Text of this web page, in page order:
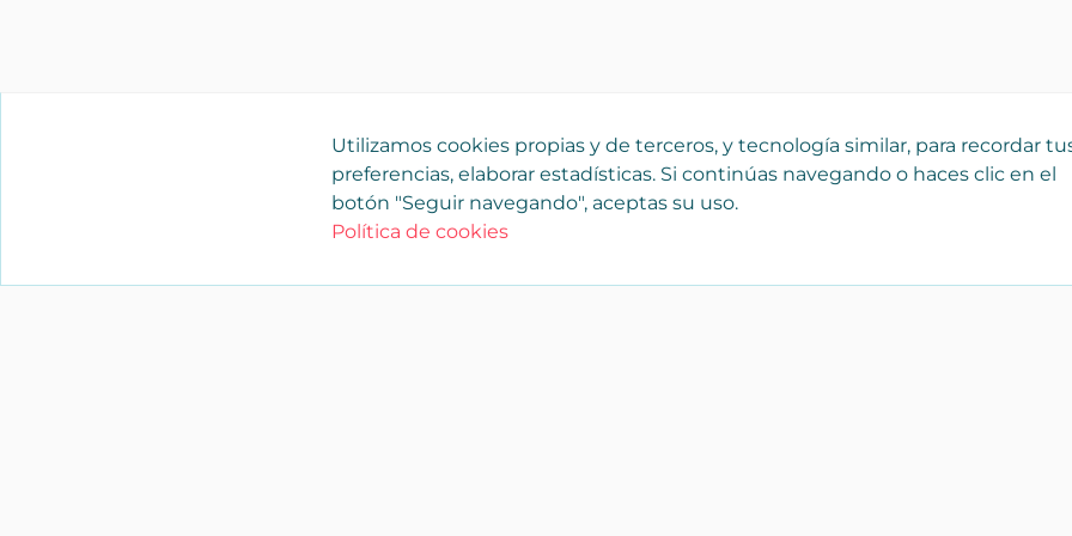
Utilizamos cookies propias y de terceros, y tecnología similar, para recordar
preferencias, elaborar estadísticas. Si continúas navegando o haces clic en el
botón "Seguir navegando", aceptas su uso.
Política de cookies